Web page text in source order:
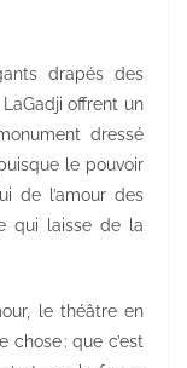
drapés des
offrent un
dressé
le pouvoir
de l’amour des
qui laisse de la
le théâtre en
: que c’est